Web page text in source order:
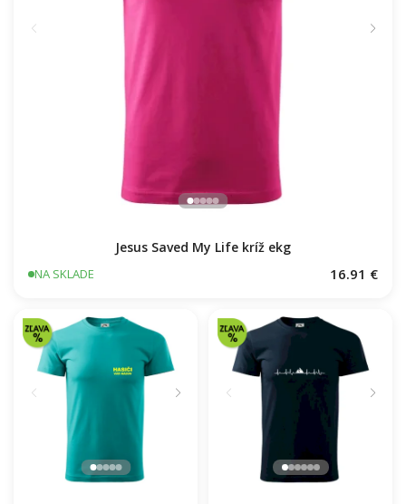
Jesus Saved My Life kríž ekg
NA SKLADE 16.91 €